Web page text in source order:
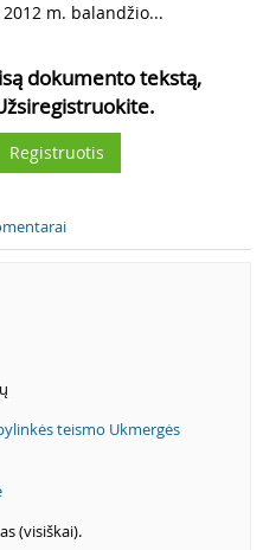
m. balandžio...
dokumento tekstą,
Registruotis
teismo Ukmergės
(visiškai).